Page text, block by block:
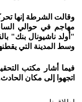
وقالت الشرطة إنها
"أولد ناشيونال بنك"
وسط المدينة التي يقطنها 625 ألف
فيما أشار مكتب
اتجهوا إلى مكان